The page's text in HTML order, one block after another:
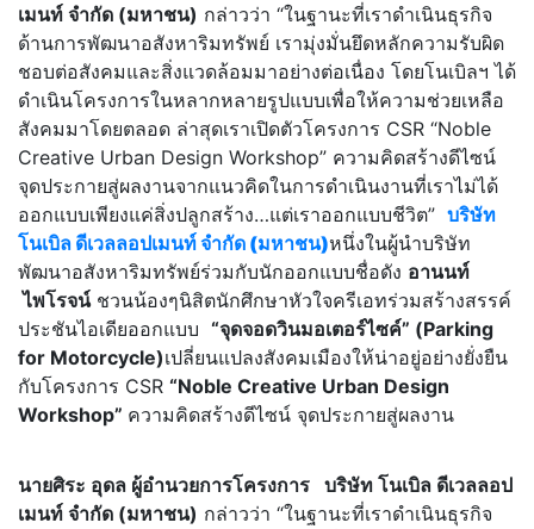
เมนท์ จำกัด (มหาชน) กล่าวว่า “ในฐานะที่เราดำเนินธุรกิจ
ด้านการพัฒนาอสังหาริมทรัพย์ เรามุ่งมั่นยึดหลักความรับผิด
ชอบต่อสังคมและสิ่งแวดล้อมมาอย่างต่อเนื่อง โดยโนเบิลฯ ได้
ดำเนินโครงการในหลากหลายรูปแบบเพื่อให้ความช่วยเหลือ
สังคมมาโดยตลอด ล่าสุดเราเปิดตัวโครงการ CSR “Noble
Creative Urban Design Workshop” ความคิดสร้างดีไซน์
จุดประกายสู่ผลงานจากแนวคิดในการดำเนินงานที่เราไม่ได้
ออกแบบเพียงแค่สิ่งปลูกสร้าง…แต่เราออกแบบชีวิต” บริษัท
โนเบิล ดีเวลลอปเมนท์ จำกัด (มหาชน)หนึ่งในผู้นำบริษัท
พัฒนาอสังหาริมทรัพย์ร่วมกับนักออกแบบชื่อดัง อานนท์
ไพโรจน์ชวนน้องๆนิสิตนักศึกษาหัวใจครีเอทร่วมสร้างสรรค์
ประชันไอเดียออกแบบ “จุดจอดวินมอเตอร์ไซค์” (Parking
for Motorcycle)เปลี่ยนแปลงสังคมเมืองให้น่าอยู่อย่างยั่งยืน
กับโครงการ CSR “Noble Creative Urban Design
Workshop” ความคิดสร้างดีไซน์ จุดประกายสู่ผลงาน
นายศิระ อุดล ผู้อำนวยการโครงการ บริษัท โนเบิล ดีเวลลอป
เมนท์ จำกัด (มหาชน) กล่าวว่า “ในฐานะที่เราดำเนินธุรกิจ